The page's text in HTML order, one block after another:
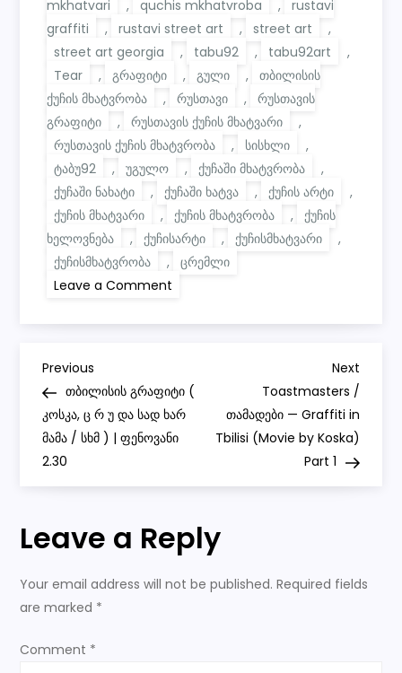
mkhatvari
, quchis mkhatvroba ,
rustavi
graffiti
, rustavi street art , street art
,
street art georgia
, tabu92 , tabu92art
,
Tear
, გრაფიტი , გული ,
თბილისის
ქუჩის მხატვრობა
, რუსთავი ,
რუსთავის
გრაფიტი
, რუსთავის ქუჩის მხატვარი
,
რუსთავის ქუჩის მხატვრობა
, სისხლი
,
ტაბუ92
, უგულო , ქუჩაში მხატვრობა
,
ქუჩაში ნახატი
, ქუჩაში ხატვა , ქუჩის არტი
,
ქუჩის მხატვარი
, ქუჩის მხატვრობა ,
ქუჩის
ხელოვნება
, ქუჩისარტი , ქუჩისმხატვარი
,
ქუჩისმხატვრობა
,
ცრემლი
Leave a Comment
Heartless
P
o
s
n
a
Previous
Post
Previous
თბილისის გრაფიტი (
კოსკა, ც რ უ და სად ხარ
მამა / სხმ ) | ფენოვანი
2.30
Next
Post
Next
Toastmasters /
თამადები — Graffiti in
Tbilisi (Movie by Koska)
Part 1
Leave a Reply
Your email address will not be published. Required fields
are marked *
Comment *